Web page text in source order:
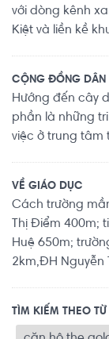
với dòng kênh
Kiệt và liền kề
CỘNG ĐỒNG DÂN
Hướng đến cây
phần là những
việc ở trung tâm
VỀ GIÁO DỤC
Cách trường
Thị Điểm 400m;
Huệ 650m;
2km,ĐH Nguyễn
TÌM KIẾM THEO